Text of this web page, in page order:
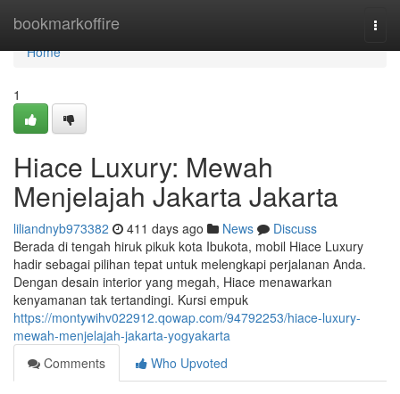
bookmarkoffire
Home
Home
1
Hiace Luxury: Mewah
Menjelajah Jakarta Jakarta
liliandnyb973382 411 days ago News
Discuss
Berada di tengah hiruk pikuk kota Ibukota, mobil Hiace Luxury
hadir sebagai pilihan tepat untuk melengkapi perjalanan Anda.
Dengan desain interior yang megah, Hiace menawarkan
kenyamanan tak tertandingi. Kursi empuk
https://montywihv022912.qowap.com/94792253/hiace-luxury-
mewah-menjelajah-jakarta-yogyakarta
Comments
Who Upvoted